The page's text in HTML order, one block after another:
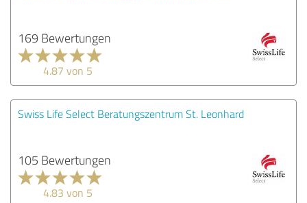
169 Bewertungen
4.87 von 5
Swiss Life Select Beratungszentrum St. Leonhard
105 Bewertungen
4.83 von 5